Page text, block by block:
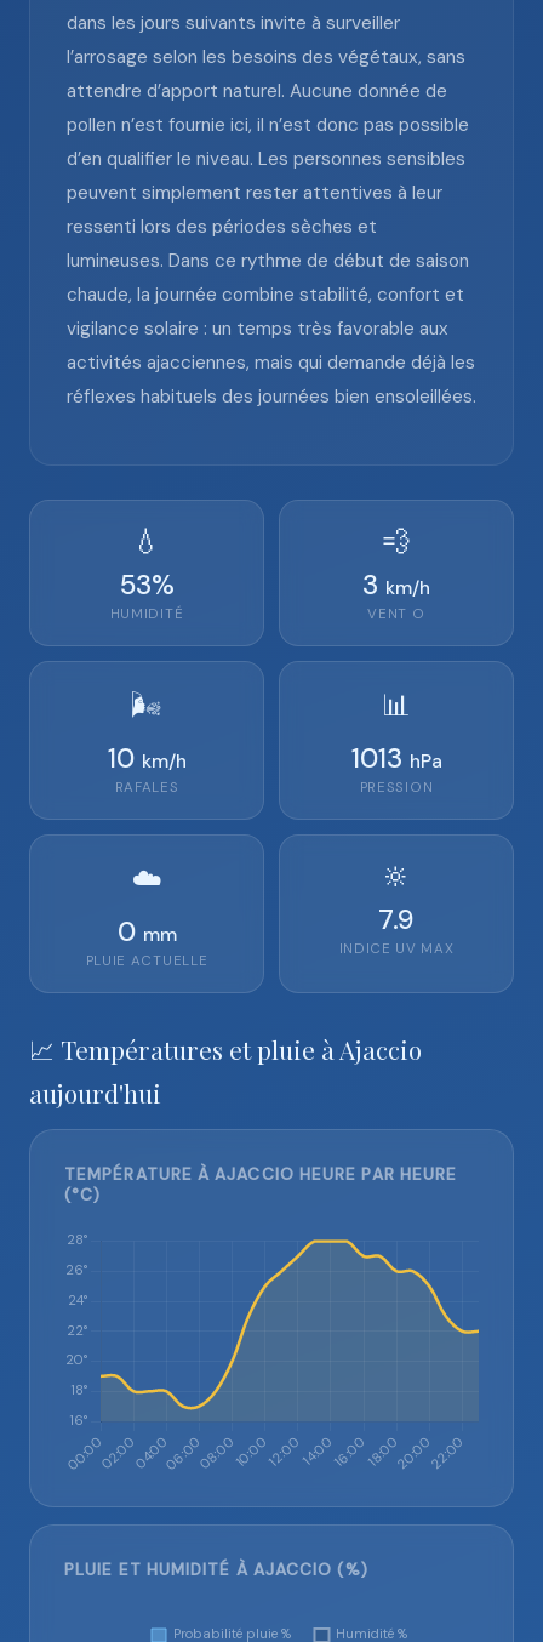
dans les jours suivants invite à surveiller
l’arrosage selon les besoins des végétaux, sans
attendre d’apport naturel. Aucune donnée de
pollen n’est fournie ici, il n’est donc pas possible
d’en qualifier le niveau. Les personnes sensibles
peuvent simplement rester attentives à leur
ressenti lors des périodes sèches et
lumineuses. Dans ce rythme de début de saison
chaude, la journée combine stabilité, confort et
vigilance solaire : un temps très favorable aux
activités ajacciennes, mais qui demande déjà les
réflexes habituels des journées bien ensoleillées.
💧
53%
HUMIDITÉ
💨
3 km/h
VENT O
🌬️
10 km/h
RAFALES
📊
1013 hPa
PRESSION
☁️
0 mm
PLUIE ACTUELLE
🔆
7.9
INDICE UV MAX
📈 Températures et pluie à Ajaccio
aujourd'hui
TEMPÉRATURE À AJACCIO HEURE PAR HEURE
(°C)
PLUIE ET HUMIDITÉ À AJACCIO (%)